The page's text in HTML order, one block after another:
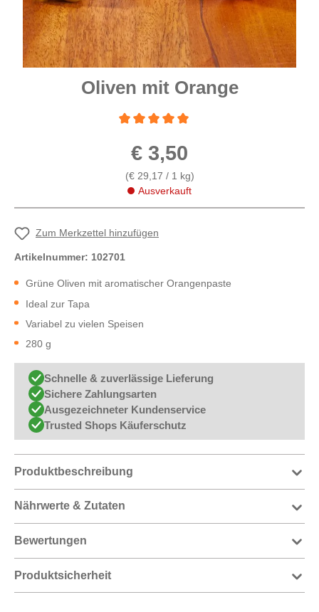
Oliven mit Orange
€ 3,50
(€ 29,17 / 1 kg)
Ausverkauft
Zum Merkzettel hinzufügen
Artikelnummer: 102701
Grüne Oliven mit aromatischer Orangenpaste
Ideal zur Tapa
Variabel zu vielen Speisen
280 g
Schnelle & zuverlässige Lieferung
Sichere Zahlungsarten
Ausgezeichneter Kundenservice
Trusted Shops Käuferschutz
Produktbeschreibung
Nährwerte & Zutaten
Bewertungen
Produktsicherheit